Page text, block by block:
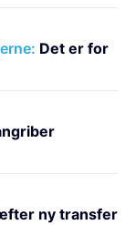
Det er for
ny transfer